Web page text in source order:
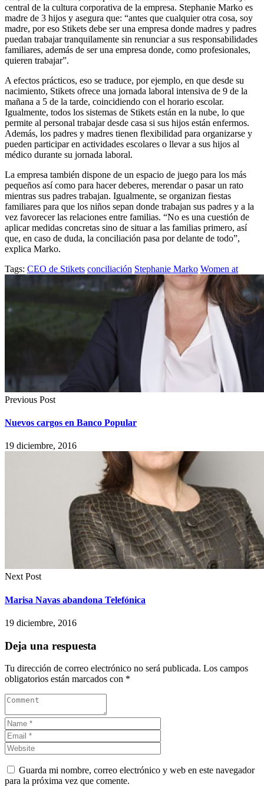
central de la cultura corporativa de la empresa. Stephanie Marko es
madre de 3 hijos y asegura que: “antes que cualquier otra cosa, soy
madre, por eso Stikets debe ser una empresa donde madres y padres
puedan trabajar tranquilamente sin renunciar a sus responsabilidades
familiares, además de ser una empresa donde, como profesionales,
quieren trabajar”.
A efectos prácticos, eso se traduce, por ejemplo, en que desde su
nacimiento, Stikets ofrece una jornada laboral intensiva de 9 de la
mañana a 5 de la tarde, coincidiendo con el horario escolar.
Igualmente, todos los sistemas de Stikets están en la nube, lo que
permite al personal trabajar desde casa si sus hijos están enfermos.
Además, los padres y madres tienen flexibilidad para organizarse y
pueden participar en actividades escolares o llevar a sus hijos al
médico durante su jornada laboral.
La empresa también dispone de un espacio de juego para los más
pequeños así como para hacer deberes, merendar o pasar un rato
mientras sus padres trabajan. Igualmente, se organizan fiestas
familiares para que los niños sepan donde trabajan sus padres y a la
vez favorecer las relaciones entre familias. “No es una cuestión de
aplicar medidas concretas sino de situar a las familias primero, así
que, en caso de duda, la conciliación pasa por delante de todo”,
explica Marko.
Tags: CEO de Stikets conciliación Stephanie Marko Women at
Previous Post
Nuevos cargos en Banco Popular
19 diciembre, 2016
Next Post
Marisa Navas abandona Telefónica
19 diciembre, 2016
Deja una respuesta
Tu dirección de correo electrónico no será publicada. Los campos
obligatorios están marcados con *
Guarda mi nombre, correo electrónico y web en este navegador
para la próxima vez que comente.